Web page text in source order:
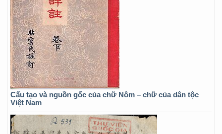
Cấu tạo và nguồn gốc của chữ Nôm – chữ của dân tộc
Việt Nam